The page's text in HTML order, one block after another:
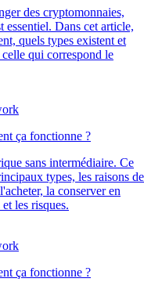
des cryptomonnaies,
essentiel. Dans cet article,
quels types existent et
qui correspond le
ça fonctionne ?
sans intermédiaire. Ce
types, les raisons de
la conserver en
les risques.
ça fonctionne ?